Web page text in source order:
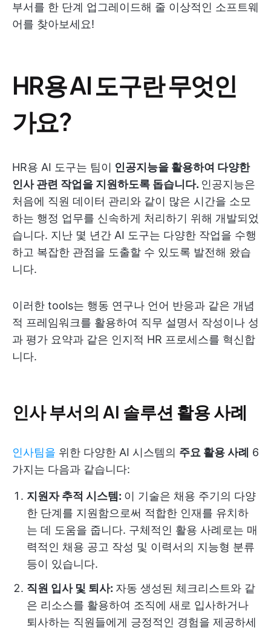
부서를 한 단계 업그레이드해 줄 이상적인 소프트웨
어를 찾아보세요!
HR용 AI 도구란 무엇인
가요?
HR용 AI 도구는 팀이 인공지능을 활용하여 다양한
인사 관련 작업을 지원하도록 돕습니다. 인공지능은
처음에 직원 데이터 관리와 같이 많은 시간을 소모
하는 행정 업무를 신속하게 처리하기 위해 개발되었
습니다. 지난 몇 년간 AI 도구는 다양한 작업을 수행
하고 복잡한 관점을 도출할 수 있도록 발전해 왔습
니다.
이러한 tools는 행동 연구나 언어 반응과 같은 개념
적 프레임워크를 활용하여 직무 설명서 작성이나 성
과 평가 요약과 같은 인지적 HR 프로세스를 혁신합
니다.
인사 부서의 AI 솔루션 활용 사례
인사팀을 위한 다양한 AI 시스템의 주요 활용 사례 6
가지는 다음과 같습니다:
지원자 추적 시스템: 이 기술은 채용 주기의 다양
한 단계를 지원함으로써 적합한 인재를 유치하
는 데 도움을 줍니다. 구체적인 활용 사례로는 매
력적인 채용 공고 작성 및 이력서의 지능형 분류
등이 있습니다.
직원 입사 및 퇴사: 자동 생성된 체크리스트와 같
은 리소스를 활용하여 조직에 새로 입사하거나
퇴사하는 직원들에게 긍정적인 경험을 제공하세